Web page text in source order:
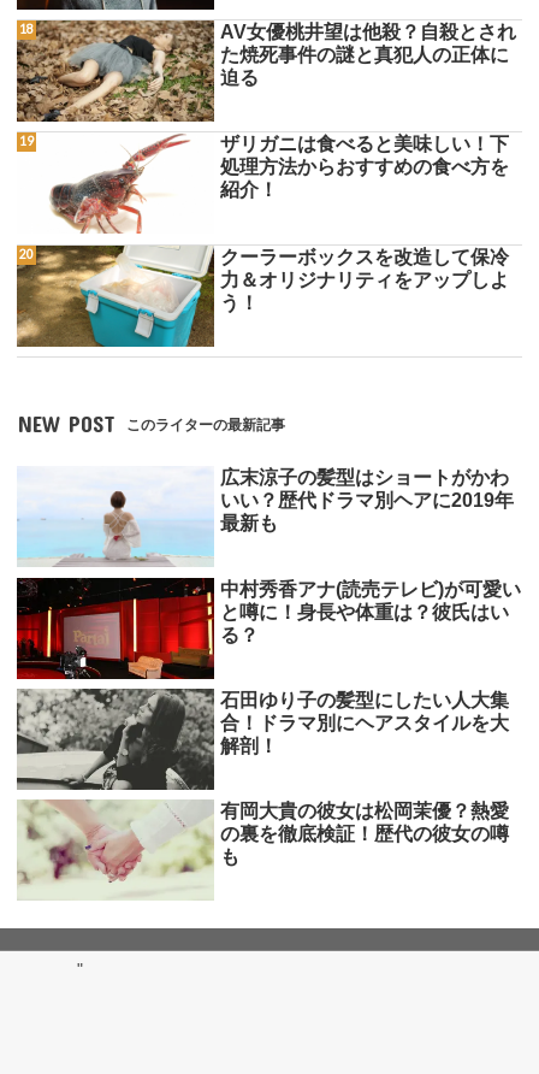
AV女優桃井望は他殺？自殺とされ
た焼死事件の謎と真犯人の正体に
迫る
ザリガニは食べると美味しい！下
処理方法からおすすめの食べ方を
紹介！
クーラーボックスを改造して保冷
力＆オリジナリティをアップしよ
う！
NEW POST このライターの最新記事
広末涼子の髪型はショートがかわ
いい？歴代ドラマ別ヘアに2019年
最新も
中村秀香アナ(読売テレビ)が可愛い
と噂に！身長や体重は？彼氏はい
る？
石田ゆり子の髪型にしたい人大集
合！ドラマ別にヘアスタイルを大
解剖！
有岡大貴の彼女は松岡茉優？熱愛
の裏を徹底検証！歴代の彼女の噂
も
"